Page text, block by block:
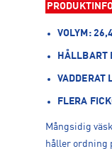
VOLYM:
HÅLLBART
VADDERAT
FLERA
Mångsidig
håller ordning